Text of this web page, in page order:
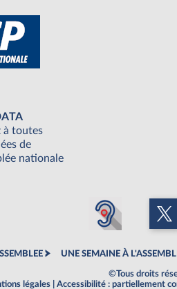
à toutes
de
nationale
UNE SEMAINE À
©Tous droits
légales
Accessibilité : partiellement